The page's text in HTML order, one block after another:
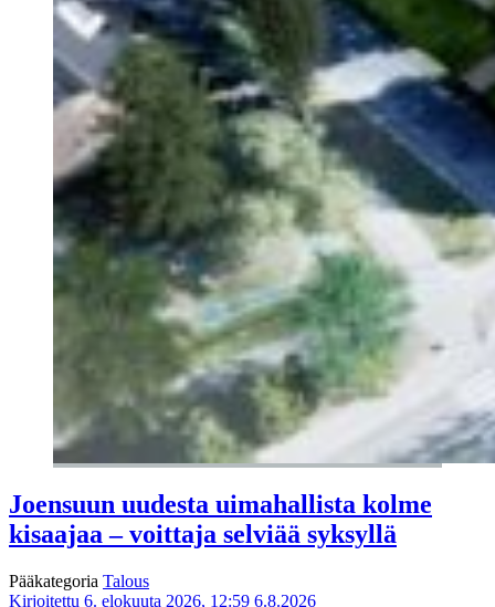
Joensuun uudesta uimahallista kolme
kisaajaa – voittaja selviää syksyllä
Pääkategoria Talous
Kirjoitettu 6. elokuuta 2026, 12:59 6.8.2026